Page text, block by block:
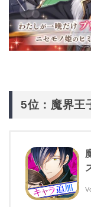
5位：魔界王